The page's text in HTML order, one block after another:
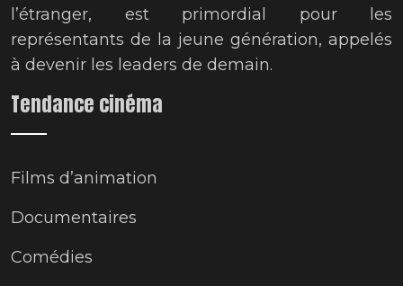
l’étranger, est primordial pour les
représentants de la jeune génération, appelés
à devenir les leaders de demain.
Tendance cinéma
Films d’animation
Documentaires
Comédies